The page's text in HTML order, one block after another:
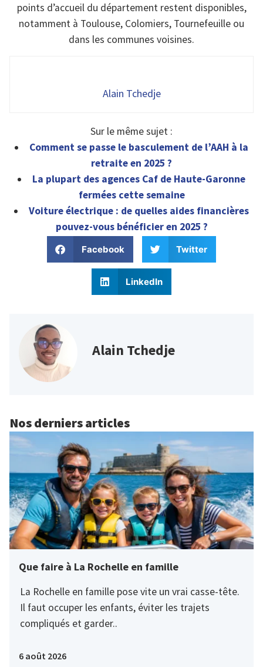
points d’accueil du département restent disponibles,
notamment à Toulouse, Colomiers, Tournefeuille ou
dans les communes voisines.
Alain Tchedje
Sur le même sujet :
Comment se passe le basculement de l’AAH à la
retraite en 2025 ?
La plupart des agences Caf de Haute-Garonne
fermées cette semaine
Voiture électrique : de quelles aides financières
pouvez-vous bénéficier en 2025 ?
Facebook Twitter
LinkedIn
Alain Tchedje
Nos derniers articles
Que faire à La Rochelle en famille
La Rochelle en famille pose vite un vrai casse-tête.
Il faut occuper les enfants, éviter les trajets
compliqués et garder..
6 août 2026